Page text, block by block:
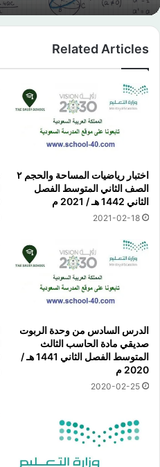
Related Articles
اختبار رياضيات المساحة والحجم ٢
الصف الثاني المتوسط الفصل
الثاني 1442 هـ / 2021 م
2021-02-18
الدرس السادس من وحدة الربوت
صديقي مادة الحاسب الثالث
المتوسط الفصل الثاني 1441 هـ /
2020 م
2020-02-25